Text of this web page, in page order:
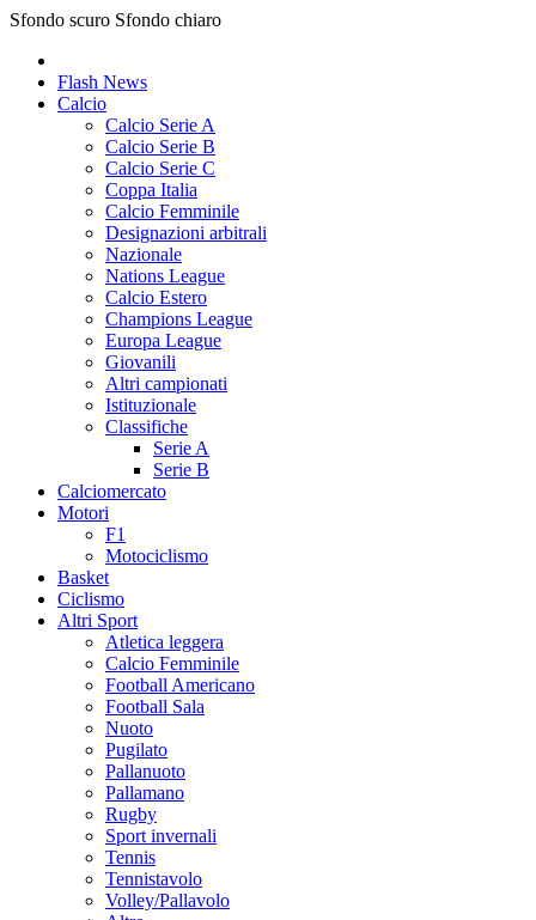
Sfondo scuro Sfondo chiaro
Flash News
Calcio
Calcio Serie A
Calcio Serie B
Calcio Serie C
Coppa Italia
Calcio Femminile
Designazioni arbitrali
Nazionale
Nations League
Calcio Estero
Champions League
Europa League
Giovanili
Altri campionati
Istituzionale
Classifiche
Serie A
Serie B
Calciomercato
Motori
F1
Motociclismo
Basket
Ciclismo
Altri Sport
Atletica leggera
Calcio Femminile
Football Americano
Football Sala
Nuoto
Pugilato
Pallanuoto
Pallamano
Rugby
Sport invernali
Tennis
Tennistavolo
Volley/Pallavolo